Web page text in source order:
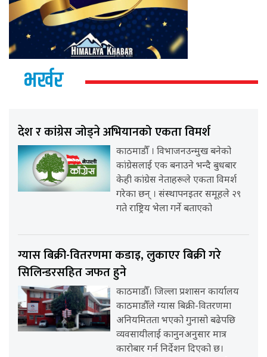
भर्खर
देश र कांग्रेस जोड्ने अभियानको एकता विमर्श
काठमाडौँ । विभाजनउन्मुख बनेको
कांग्रेसलाई एक बनाउने भन्दै बुधबार
केही कांग्रेस नेताहरूले एकता विमर्श
गरेका छन् । संस्थापनइतर समूहले २९
गते राष्ट्रिय भेला गर्ने बताएको
ग्यास बिक्री-वितरणमा कडाइ, लुकाएर बिक्री गरे
सिलिन्डरसहित जफत हुने
काठमाडौँ। जिल्ला प्रशासन कार्यालय
काठमाडौँले ग्यास बिक्री-वितरणमा
अनियमितता भएको गुनासो बढेपछि
व्यवसायीलाई कानुनअनुसार मात्र
कारोबार गर्न निर्देशन दिएको छ।